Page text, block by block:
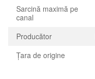
Sarcină maximă pe
canal
Producător
Țara de origine